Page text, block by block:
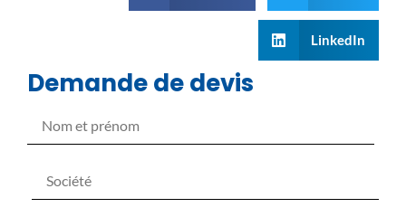
LinkedIn
Demande de devis